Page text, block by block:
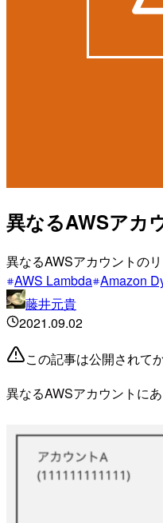
異なるAWSアカ
異なるAWSアカウントの
AWS Lambda Amazon
藤井元貴
2021.09.02
この記事は公開されて
異なるAWSアカウントに